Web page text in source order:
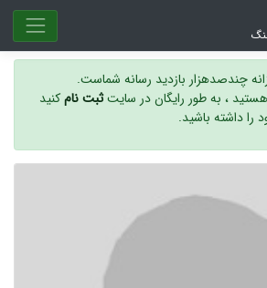
چندصدهزار بازدید رسانه شماست.
هستید ، به طور رایگان در سایتثبت نامکنید
داشته باشید.